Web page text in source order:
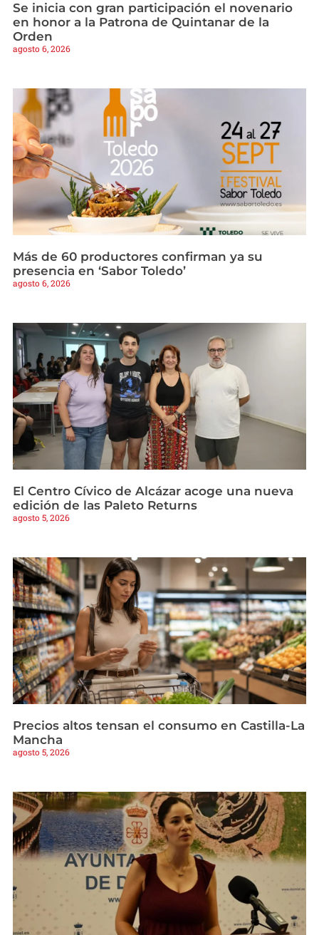
Se inicia con gran participación el novenario
en honor a la Patrona de Quintanar de la
Orden
agosto 6, 2026
Más de 60 productores confirman ya su
presencia en ‘Sabor Toledo’
agosto 6, 2026
El Centro Cívico de Alcázar acoge una nueva
edición de las Paleto Returns
agosto 5, 2026
Precios altos tensan el consumo en Castilla-La
Mancha
agosto 5, 2026